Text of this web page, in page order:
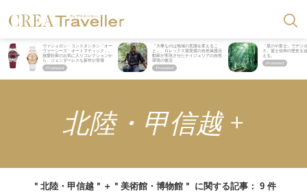
ヴァシュロン・コンスタンタン「オー
ヴァーシーズ・オートマティック」。
旅愛好家のお気に入りコレクションか
ら、ジェンダーレスな新作が登場
「大事なのは地域の意識を変えるこ
と」。ロレックス賞受賞の自然保護活
動家が実現させたナイジェリアの自然
環境の復活
「星のや富士」でデジ
ス。冨士信仰の歴史を
える。
北陸・甲信越 +
＂北陸・甲信越＂＋＂美術館・博物館＂ に関する記事： 9 件